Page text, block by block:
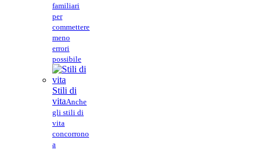
familiari
per
commettere
meno
errori
possibile
Stili di
vitaAnche
gli stili di
vita
concorrono
a